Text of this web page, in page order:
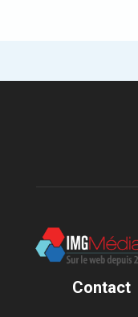
Contact